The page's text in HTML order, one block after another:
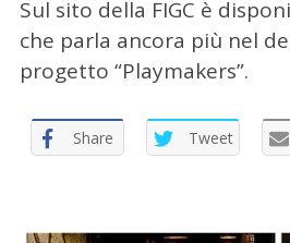
Sul sito della FIGC è
che parla ancora più nel
progetto “Playmakers”.
Share Tweet
r
c
a
e
r